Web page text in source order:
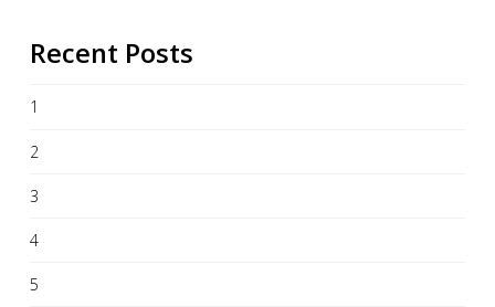
Recent Posts
1
2
3
4
5